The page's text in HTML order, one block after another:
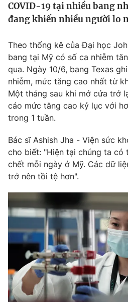
Tin tức
Thế giới đó đây
Câu chuyện quốc tế
Kinh tế
Thị trường
Góc doanh nghiệp
Dữ liệu và đời sống
Truyền hình
Phim VTV
Hậu trường
Khán giả
Giải sao mai
Giải trí
Điện ảnh
Âm nhạc
Sao
Du lịch
Làm đẹp
Chất lượng cuộc sống
Giáo dục
Tuyển sinh
Học trực tuyến
Hitech Công nghệ tương lai
Sản phẩm
Thị trường
Tư vấn
Giao lưu trực tuyến
Lịch phát sóng
Chuyên mục khác
COVID-19 tại nhiều bang
đang khiến nhiều người lo
Theo thống kê của Đại học
bang tại Mỹ có số ca nhiễm
qua. Ngày 10/6, bang Texas
nhiễm, mức tăng cao nhất từ
Một tháng sau khi mở cửa trở
cáo mức tăng cao kỷ lục với
trong 1 tuần.
Bác sĩ Ashish Jha - Viện sức
cho biết: "Hiện tại chúng ta có
chết mỗi ngày ở Mỹ. Các dữ
trở nên tồi tệ hơn".